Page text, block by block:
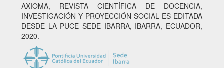
AXIOMA, REVISTA CIENTÍFICA DE DOCENCIA,
INVESTIGACIÓN Y PROYECCIÓN SOCIAL ES EDITADA
DESDE LA PUCE SEDE IBARRA, IBARRA, ECUADOR,
2020.